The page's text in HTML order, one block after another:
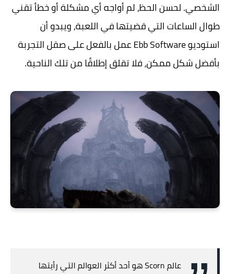
الشخصي. لحسن الحظ، لم أواجه أي مشكلة أو خطأ تقني
طوال الساعات التي قضيتها في اللعبة، ويبدو أن
استوديو Ebb Software عمل بالفعل على صقل التجربة
بأفضل شكل ممكن، فلا تقلق إطلاقًا من تلك الناحية.
عالم Scorn هو أحد أكثر العوالم التي رأيتها